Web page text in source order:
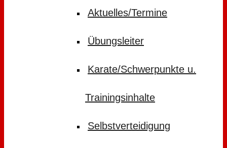
Aktuelles/Termine
Übungsleiter
Karate/Schwerpunkte u.
Trainingsinhalte
Selbstverteidigung